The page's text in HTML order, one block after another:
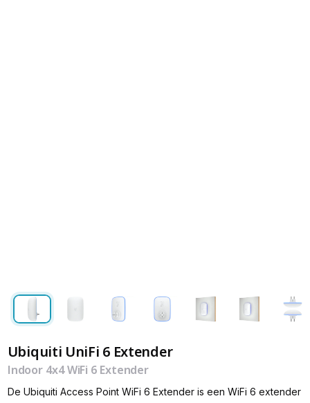
Ubiquiti UniFi 6 Extender
Indoor 4x4 WiFi 6 Extender
De Ubiquiti Access Point WiFi 6 Extender is een WiFi 6 extender